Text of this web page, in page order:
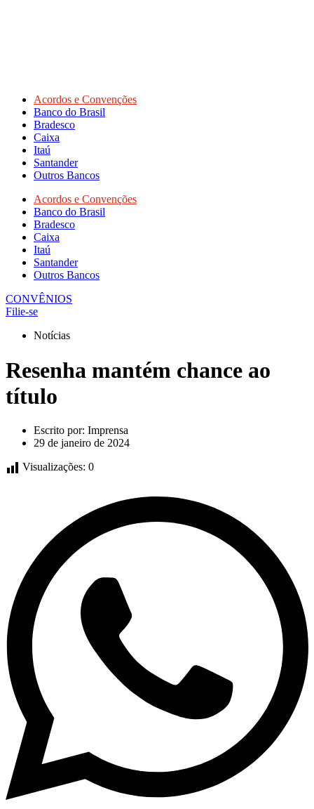
Acordos e Convenções
Banco do Brasil
Bradesco
Caixa
Itaú
Santander
Outros Bancos
Acordos e Convenções
Banco do Brasil
Bradesco
Caixa
Itaú
Santander
Outros Bancos
CONVÊNIOS
Filie-se
Notícias
Resenha mantém chance ao
título
Escrito por: Imprensa
29 de janeiro de 2024
Visualizações: 0